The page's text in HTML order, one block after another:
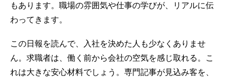
もあります。職場の雰囲気や仕事の学びが、リアルに伝
わってきます。
この日報を読んで、入社を決めた人も少なくありませ
ん。求職者は、働く前から会社の空気を感じ取れる。こ
れは大きな安心材料でしょう。専門記事が見込み客を、